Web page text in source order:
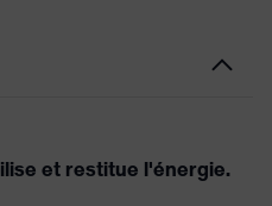
et restitue l'énergie.